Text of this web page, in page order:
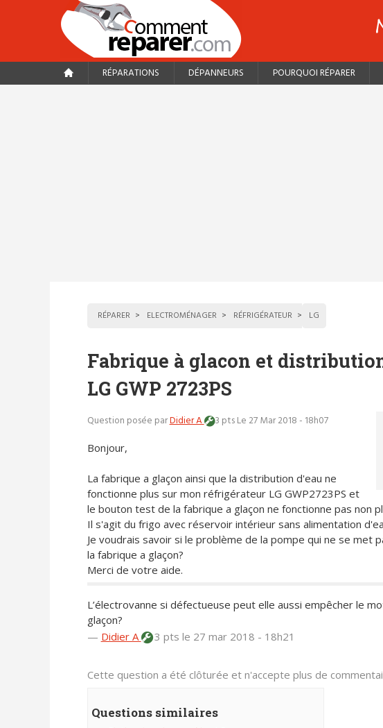
RÉPARATIONS DÉPANNEURS POURQUOI RÉPARER
RÉPARER ELECTROMÉNAGER RÉFRIGÉRATEUR LG
Fabrique à glacon et
LG GWP 2723PS
Question posée parDidier A 3 ptsLe 27 Mar 2018 - 18h07
Bonjour,
La fabrique a glaçon ainsi que la distribution d'eau ne
fonctionne plus sur mon réfrigérateur LG GWP2723PS et
le bouton test de la fabrique a glaçon ne fonctionne pas non
Il s'agit du frigo avec réservoir intérieur sans alimentation
Je voudrais savoir si le problème de la pompe qui ne se met
la fabrique a glaçon?
Merci de votre aide.
L’électrovanne si défectueuse peut elle aussi empêcher le
glaçon?
— Didier A 3 pts le 27 mar 2018 - 18h21
Cette question a été clôturée et n'accepte plus de
Questions similaires